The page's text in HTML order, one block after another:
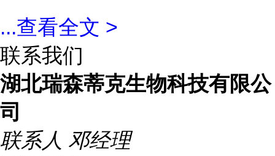
...查看全文 >
联系我们
湖北瑞森蒂克生物科技有限公
司
联系人 邓经理